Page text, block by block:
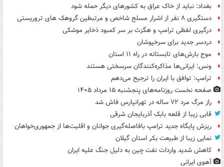
بغداد: نباید از خاک عراق به کشورهای دیگر حمله شود
دستگیری ۸ نفر از اشرار مسلح شاخص و مرتبطین گروهک های تروریستی
درگیری لفظی ترامپ و هگزث بر سر کمبود ذخایر موشکی
دردسر جدید برای سرخپوشان
موج بارش‌های تابستانه در راه ۱۱ استان
ونس: ایرانی‌ها مذاکره‌کنندگان سرسختی هستند
ترامپ: توافق با ایران را ترجیح می‌دهم
صفحه نخست روزنامه‌های پنجشنبه ۱۵ مرداد ۱۴۰۵
راز مرگ مرد ۷۲ ساله در تهرانپارس فاش شد
قابی زیبا از قلعه بابک آذربایجان شرقی
ریزش پایگاه جدید ترامپ بافاصله‌گیری جوانان و اقلیت‌ها از جمهوری‌خواهان
نمایی زیبا از طبیعت بکر استان گیلان
کاهش شدید واردات نفت چین به دلیل جنگ علیه ایران
آهوی ایرانی